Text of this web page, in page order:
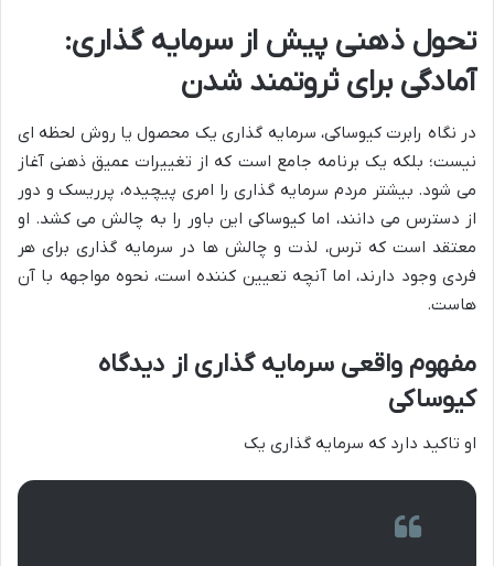
تحول ذهنی پیش از سرمایه گذاری:
آمادگی برای ثروتمند شدن
در نگاه رابرت کیوساکی، سرمایه گذاری یک محصول یا روش لحظه ای
نیست؛ بلکه یک برنامه جامع است که از تغییرات عمیق ذهنی آغاز
می شود. بیشتر مردم سرمایه گذاری را امری پیچیده، پرریسک و دور
از دسترس می دانند، اما کیوساکی این باور را به چالش می کشد. او
معتقد است که ترس، لذت و چالش ها در سرمایه گذاری برای هر
فردی وجود دارند، اما آنچه تعیین کننده است، نحوه مواجهه با آن
هاست.
مفهوم واقعی سرمایه گذاری از دیدگاه
کیوساکی
او تاکید دارد که سرمایه گذاری یک